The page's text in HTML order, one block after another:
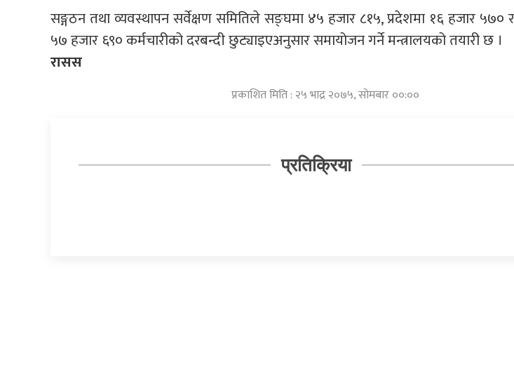
सङ्गठन तथा व्यवस्थापन सर्वेक्षण समितिले सङ्घमा ४५ हजार ८१५, प्रदेशमा १६ हजार ५७०
५७ हजार ६९० कर्मचारीको दरबन्दी छुट्याइएअनुसार समायोजन गर्ने मन्त्रालयको तयारी छ ।
रासस
प्रकाशित मिति : २५ भाद्र २०७५, सोमबार ००:००
प्रतिक्रिया